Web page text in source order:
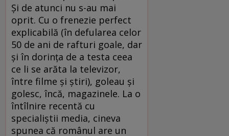
Şi de atunci nu s-au mai
oprit. Cu o frenezie perfect
explicabilă (în defularea celor
50 de ani de rafturi goale, dar
şi în dorinţa de a testa ceea
ce li se arăta la televizor,
între filme şi ştiri), goleau şi
golesc, încă, magazinele. La o
întîlnire recentă cu
specialiştii media, cineva
spunea că românul are un